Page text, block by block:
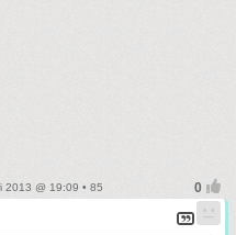
2013 @ 19:09 • 85